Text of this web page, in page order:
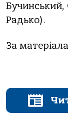
Радько).
За